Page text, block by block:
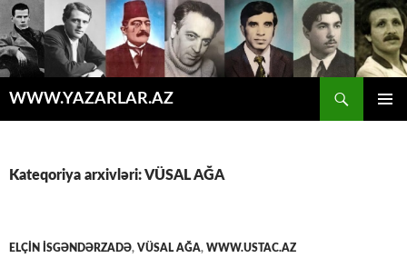
WWW.YAZARLAR.AZ
Kateqoriya arxivləri: VÜSAL AĞA
ELÇIN İSGƏNDƏRZADƏ, VÜSAL AĞA, WWW.USTAC.AZ